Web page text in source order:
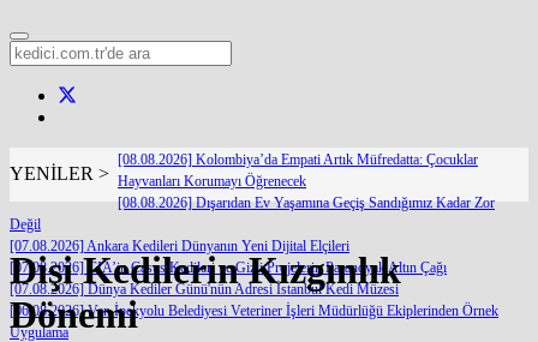
YENİLER >
[08.08.2026] Kolombiya’da Empati Artık Müfredatta: Çocuklar
Hayvanları Korumayı Öğrenecek
[08.08.2026] Dışarıdan Ev Yaşamına Geçiş Sandığımız Kadar Zor
Değil
[07.08.2026] Ankara Kedileri Dünyanın Yeni Dijital Elçileri
[07.08.2026] CIA’in Casus Kedileri ve Gizli Projelerin Paranoyak Altın Çağı
[07.08.2026] Dünya Kediler Günü'nün Adresi İstanbul Kedi Müzesi
[06.08.2026] Van İpekyolu Belediyesi Veteriner İşleri Müdürlüğü Ekiplerinden Örnek
Uygulama
Dişi Kedilerin Kızgınlık
Dönemi